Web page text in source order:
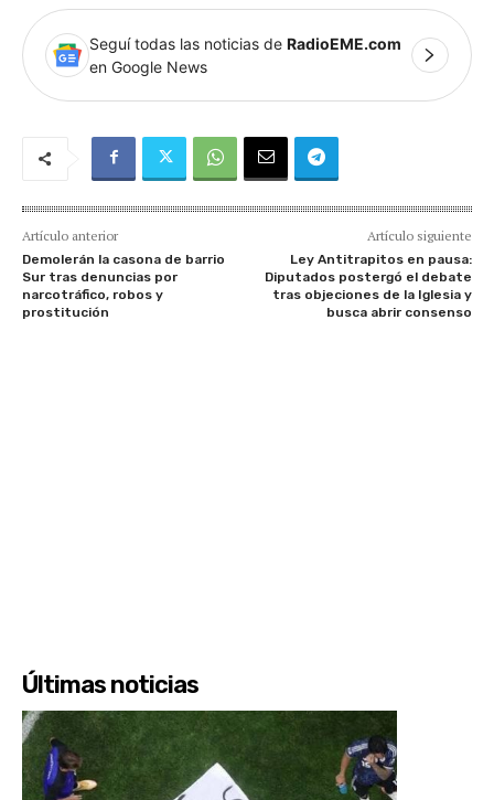
Seguí todas las noticias de RadioEME.com
en Google News
Artículo anterior
Demolerán la casona de barrio
Sur tras denuncias por
narcotráfico, robos y
prostitución
Artículo siguiente
Ley Antitrapitos en pausa:
Diputados postergó el debate
tras objeciones de la Iglesia y
busca abrir consenso
Últimas noticias